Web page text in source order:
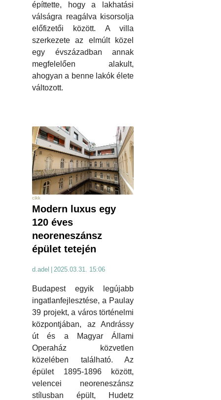
építtette, hogy a lakhatási
válságra reagálva kisorsolja
előfizetői között. A villa
szerkezete az elmúlt közel
egy évszázadban annak
megfelelően alakult,
ahogyan a benne lakók élete
változott.
cikk
Modern luxus egy
120 éves
neoreneszánsz
épület tetején
d.adel | 2025.03.31. 15:06
Budapest egyik legújabb
ingatlanfejlesztése, a Paulay
39 projekt, a város történelmi
központjában, az Andrássy
út és a Magyar Állami
Operaház közvetlen
közelében található. Az
épület 1895-1896 között,
velencei neoreneszánsz
stílusban épült, Hudetz